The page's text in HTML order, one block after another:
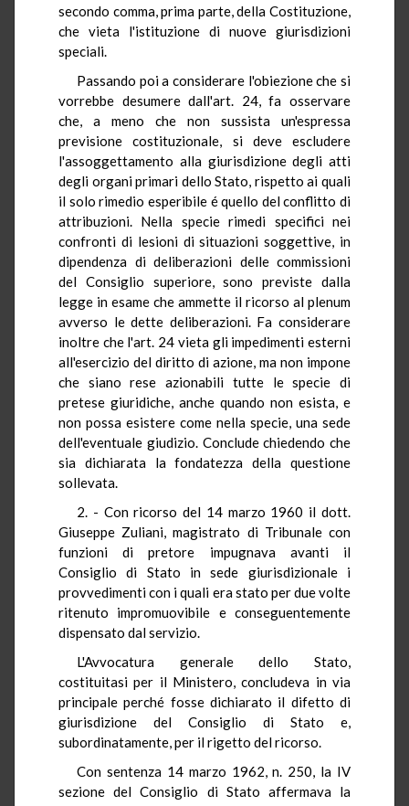
secondo comma, prima parte, della Costituzione,
che vieta l'istituzione di nuove giurisdizioni
speciali.
Passando poi a considerare l'obiezione che si
vorrebbe desumere dall'art. 24, fa osservare
che, a meno che non sussista un'espressa
previsione costituzionale, si deve escludere
l'assoggettamento alla giurisdizione degli atti
degli organi primari dello Stato, rispetto ai quali
il solo rimedio esperibile é quello del conflitto di
attribuzioni. Nella specie rimedi specifici nei
confronti di lesioni di situazioni soggettive, in
dipendenza di deliberazioni delle commissioni
del Consiglio superiore, sono previste dalla
legge in esame che ammette il ricorso al plenum
avverso le dette deliberazioni. Fa considerare
inoltre che l'art. 24 vieta gli impedimenti esterni
all'esercizio del diritto di azione, ma non impone
che siano rese azionabili tutte le specie di
pretese giuridiche, anche quando non esista, e
non possa esistere come nella specie, una sede
dell'eventuale giudizio. Conclude chiedendo che
sia dichiarata la fondatezza della questione
sollevata.
2. - Con ricorso del 14 marzo 1960 il dott.
Giuseppe Zuliani, magistrato di Tribunale con
funzioni di pretore impugnava avanti il
Consiglio di Stato in sede giurisdizionale i
provvedimenti con i quali era stato per due volte
ritenuto impromuovibile e conseguentemente
dispensato dal servizio.
L'Avvocatura generale dello Stato,
costituitasi per il Ministero, concludeva in via
principale perché fosse dichiarato il difetto di
giurisdizione del Consiglio di Stato e,
subordinatamente, per il rigetto del ricorso.
Con sentenza 14 marzo 1962, n. 250, la IV
sezione del Consiglio di Stato affermava la